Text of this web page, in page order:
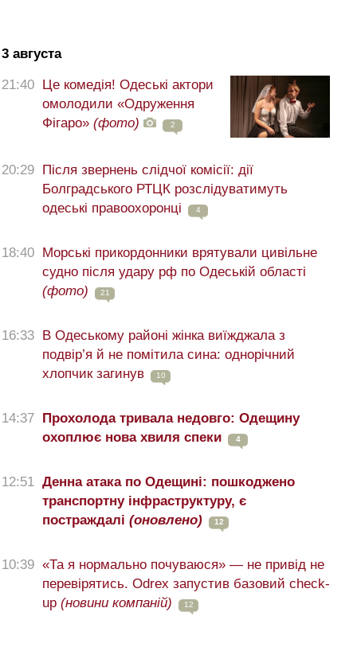
3 августа
21:40
Це комедія! Одеські актори
омолодили «Одруження
Фігаро» (фото) 2
20:29
Після звернень слідчої комісії: дії
Болградського РТЦК розслідуватимуть
одеські правоохоронці
4
18:40
Морські прикордонники врятували цивільне
судно після удару рф по Одеській області
(фото)
21
16:33
В Одеському районі жінка виїжджала з
подвір’я й не помітила сина: однорічний
хлопчик загинув
10
14:37
Прохолода тривала недовго: Одещину
охоплює нова хвиля спеки
4
12:51 Денна атака по Одещині: пошкоджено
транспортну інфраструктуру, є
постраждалі (оновлено) 12
10:39 «Та я нормально почуваюся» — не привід не
перевірятись. Odrex запустив базовий check-
up (новини компаній) 12